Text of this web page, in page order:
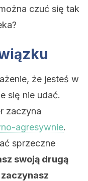
czuć się tak
że jesteś w
się nie udać.
zaczyna
agresywnie.
sprzeczne
swoją drugą